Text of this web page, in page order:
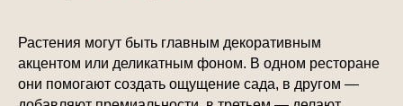
Растения могут быть главным декоративным
акцентом или деликатным фоном. В одном ресторане
они помогают создать ощущение сада, в другом —